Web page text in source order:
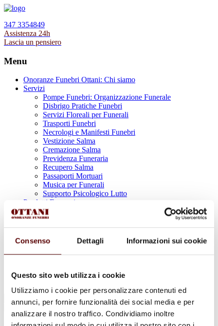
Consenso Dettagli Informazioni sui cookie
Questo sito web utilizza i cookie
Utilizziamo i cookie per personalizzare contenuti ed
annunci, per fornire funzionalità dei social media e per
analizzare il nostro traffico. Condividiamo inoltre
347 3354849
Assistenza 24h
Lascia un pensiero
Menu
Onoranze Funebri Ottani: Chi siamo
Servizi
Pompe Funebri: Organizzazione Funerale
Disbrigo Pratiche Funebri
Servizi Floreali per Funerali
Trasporti Funebri
Necrologi e Manifesti Funebri
Vestizione Salma
Cremazione Salma
Previdenza Funeraria
Recupero Salma
Passaporti Mortuari
Musica per Funerali
Supporto Psicologico Lutto
Prodotti Funerari
Lapidi, Lastre tombali e Monumenti Funerari
Urne Cinerarie
Allestimento Funebre
Cofani Funebri
In caso di decesso
Necrologi
Sedi Onoranze Funebri Ottani
per: